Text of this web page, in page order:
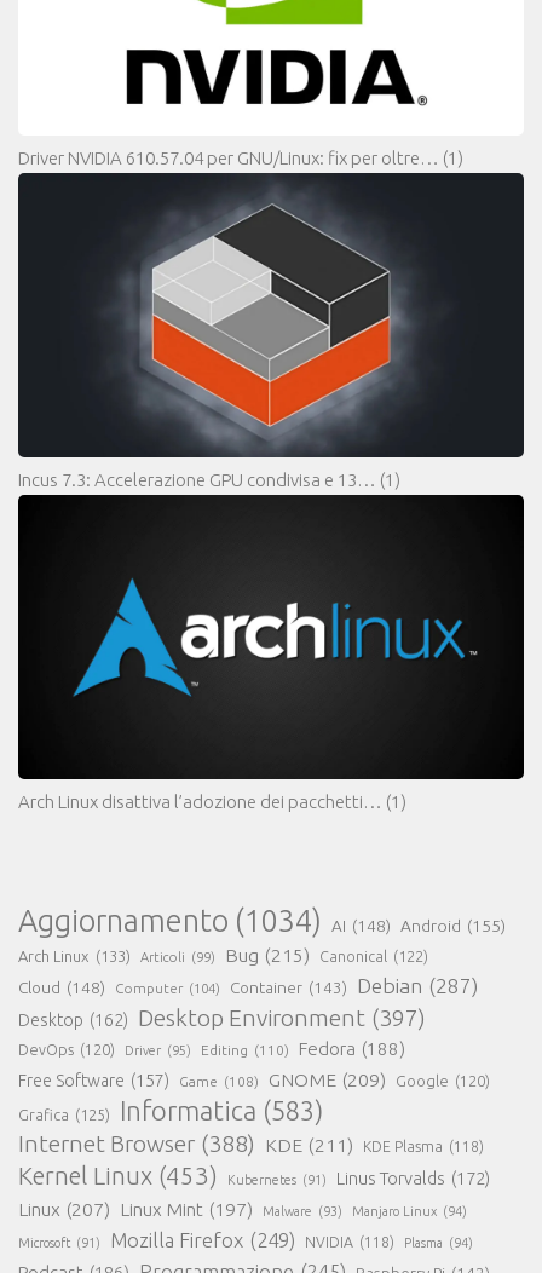
Driver NVIDIA 610.57.04 per GNU/Linux: fix per oltre… (1)
Incus 7.3: Accelerazione GPU condivisa e 13… (1)
Arch Linux disattiva l’adozione dei pacchetti… (1)
Aggiornamento (1034) AI (148) Android (155)
Arch Linux (133) Articoli (99) Bug (215) Canonical (122)
Cloud (148) Computer (104) Container (143) Debian (287)
Desktop (162) Desktop Environment (397)
DevOps (120) Driver (95) Editing (110) Fedora (188)
Free Software (157) Game (108) GNOME (209) Google (120)
Grafica (125) Informatica (583)
Internet Browser (388) KDE (211) KDE Plasma (118)
Kernel Linux (453) Kubernetes (91) Linus Torvalds (172)
Linux (207) Linux Mint (197) Malware (93) Manjaro Linux (94)
Microsoft (91) Mozilla Firefox (249) NVIDIA (118) Plasma (94)